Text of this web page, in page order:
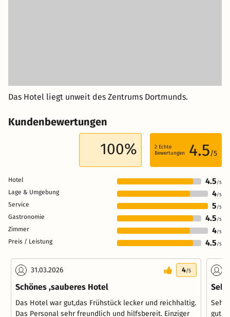
Das Hotel liegt unweit des Zentrums Dortmunds.
Kundenbewertungen
100% 2 Echte
Bewertungen
4.5/5
Hotel 4.5 /5
Lage & Umgebung 4/5
Service 5 /5
Gastronomie 4.5 /5
Zimmer 4/5
Preis / Leistung 4.5 /5
31.03.2026 4/5
Schönes ,sauberes Hotel
Das Hotel war gut,das Frühstück lecker und reichhaltig.
Das Personal sehr freundlich und hilfsbereit. Einziger
Sehr
gut.